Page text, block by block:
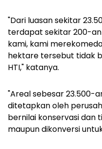
"Dari luasan sekitar
terdapat sekitar 200-
kami, kami
hektare tersebut tidak
HTI," katanya.
"Areal sebesar 23.500-
ditetapkan oleh
bernilai konservasi dan
maupun dikonversi